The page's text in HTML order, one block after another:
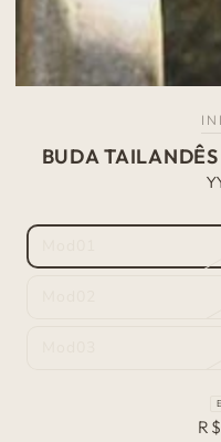
BUDA
esgotada
R$